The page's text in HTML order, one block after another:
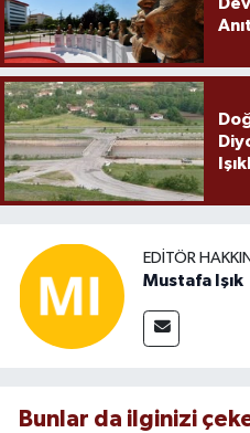
EDITÖR
Mustafa Işık
Bunlar da ilginizi